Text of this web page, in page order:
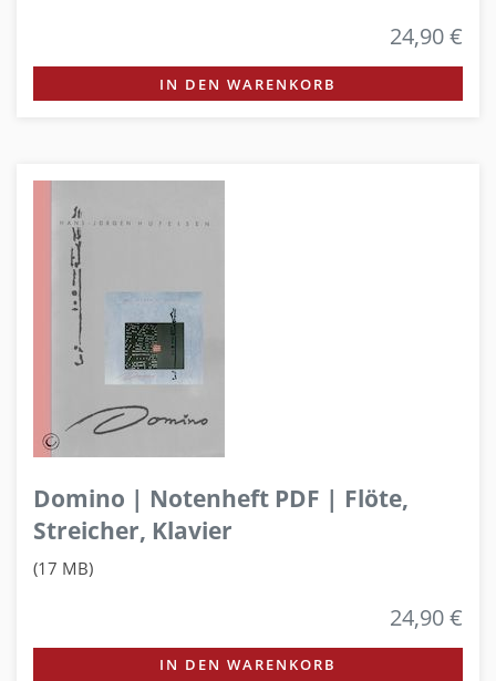
24,90 €
IN DEN WARENKORB
Domino | Notenheft PDF | Flöte,
Streicher, Klavier
(17 MB)
24,90 €
IN DEN WARENKORB